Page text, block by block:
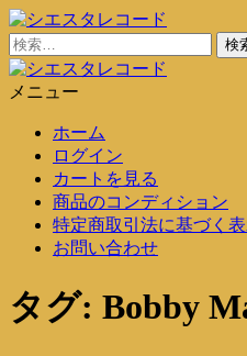
コ
ン
テ
ン
シエスタレコード
中古レコード通販
検
索:
メニュー
ホーム
ログイン
カートを見る
商品のコンディション
特定商取引法に基づく
お問い合わせ
タグ: Bobby